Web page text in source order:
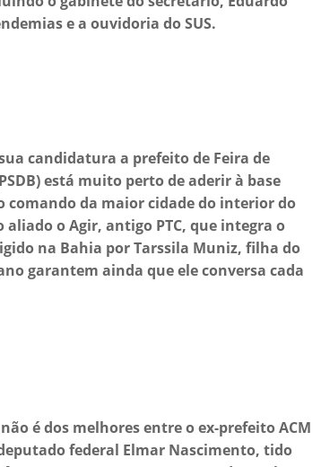
e a ouvidoria do SUS.
candidatura a prefeito de Feira de
está muito perto de aderir à base
comando da maior cidade do interior do
o Agir, antigo PTC, que integra o
na Bahia por Tarssila Muniz, filha do
garantem ainda que ele conversa cada
é dos melhores entre o ex-prefeito ACM
federal Elmar Nascimento, tido